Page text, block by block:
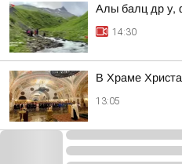
Алы балц др у,
14:30
В Храме Христа
13:05